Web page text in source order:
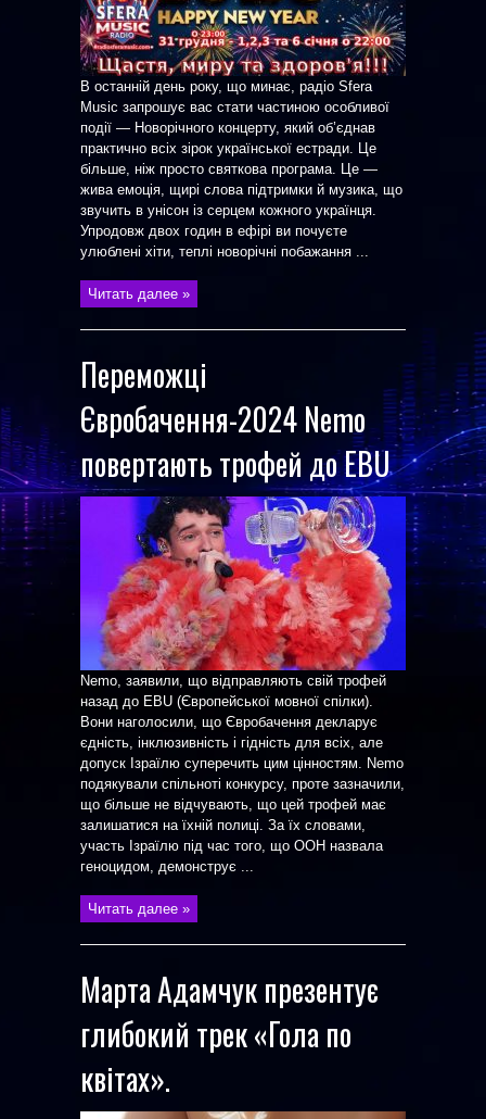
В останній день року, що минає, радіо Sfera
Music запрошує вас стати частиною особливої
події — Новорічного концерту, який об’єднав
практично всіх зірок української естради. Це
більше, ніж просто святкова програма. Це —
жива емоція, щирі слова підтримки й музика, що
звучить в унісон із серцем кожного українця.
Упродовж двох годин в ефірі ви почуєте
улюблені хіти, теплі новорічні побажання ...
Читать далее »
Переможці
Євробачення-2024 Nemo
повертають трофей до EBU
Nemo, заявили, що відправляють свій трофей
назад до EBU (Європейської мовної спілки).
Вони наголосили, що Євробачення декларує
єдність, інклюзивність і гідність для всіх, але
допуск Ізраїлю суперечить цим цінностям. Nemo
подякували спільноті конкурсу, проте зазначили,
що більше не відчувають, що цей трофей має
залишатися на їхній полиці. За їх словами,
участь Ізраїлю під час того, що ООН назвала
геноцидом, демонструє ...
Читать далее »
Марта Адамчук презентує
глибокий трек «Гола по
квітах».